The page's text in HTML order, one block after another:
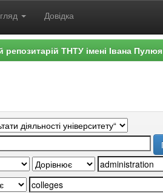
Довідка
репозитарій ТНТУ імені Івана Пулюя